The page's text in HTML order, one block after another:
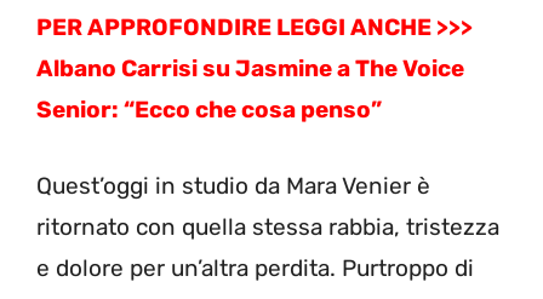
PER APPROFONDIRE LEGGI ANCHE >>>
Albano Carrisi su Jasmine a The Voice
Senior: “Ecco che cosa penso”
Quest’oggi in studio da Mara Venier è
ritornato con quella stessa rabbia, tristezza
e dolore per un’altra perdita. Purtroppo di